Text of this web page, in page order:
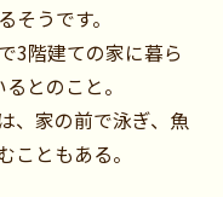
うです。
3階建ての家に暮ら
とのこと。
、家の前で泳ぎ、魚
こともある。